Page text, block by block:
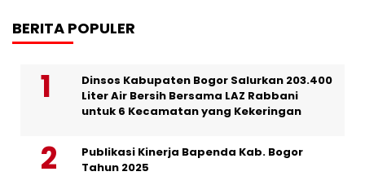
BERITA POPULER
Dinsos Kabupaten Bogor Salurkan 203.400
Liter Air Bersih Bersama LAZ Rabbani
untuk 6 Kecamatan yang Kekeringan
Publikasi Kinerja Bapenda Kab. Bogor
Tahun 2025